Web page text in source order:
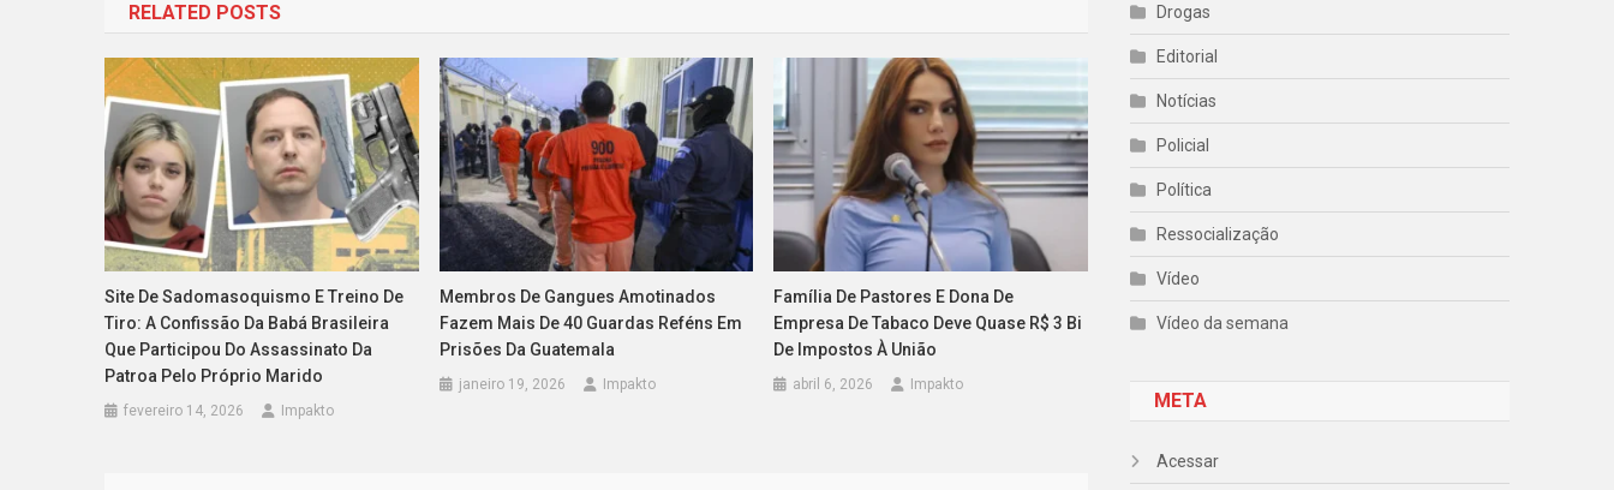
Post
RELATED POSTS
Site De Sadomasoquismo E Treino De
Tiro: A Confissão Da Babá Brasileira
Que Participou Do Assassinato Da
Patroa Pelo Próprio Marido
fevereiro 14, 2026 Impakto
Membros De Gangues Amotinados
Fazem Mais De 40 Guardas Reféns Em
Prisões Da Guatemala
janeiro 19, 2026 Impakto
Família De Pastores E Dona De
Empresa De Tabaco Deve Quase R$ 3 Bi
De Impostos À União
abril 6, 2026 Impakto
Drogas
Editorial
Notícias
Policial
Política
Ressocialização
Vídeo
Vídeo da semana
META
Acessar